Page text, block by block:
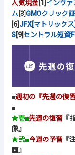
人気現金[1] インヴァ
ム[3] GMOクリック
[6] JFX[マトリックス]
S[9]セントラル短資
■週初の『先週の復
■
★壱■先週の復習 『
像』
★弐■今週の予習 『
画』